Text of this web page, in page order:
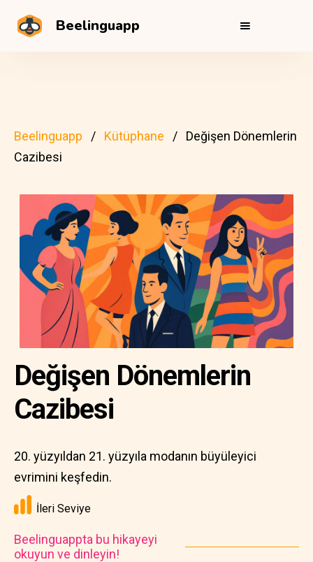
Beelinguapp
Beelinguapp Kütüphane
Değişen Dönemlerin
Cazibesi
Değişen Dönemlerin
Cazibesi
20. yüzyıldan 21. yüzyıla modanın büyüleyici
evrimini keşfedin.
İleri Seviye
Beelinguappta bu hikayeyi
okuyun ve dinleyin!